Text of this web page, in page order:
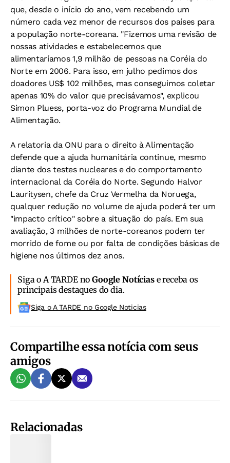
que, desde o início do ano, vem recebendo um
número cada vez menor de recursos dos países para
a população norte-coreana. "Fizemos uma revisão de
nossas atividades e estabelecemos que
alimentaríamos 1,9 milhão de pessoas na Coréia do
Norte em 2006. Para isso, em julho pedimos dos
doadores US$ 102 milhões, mas conseguimos coletar
apenas 10% do valor que precisávamos", explicou
Simon Pluess, porta-voz do Programa Mundial de
Alimentação.
A relatoria da ONU para o direito à Alimentação
defende que a ajuda humanitária continue, mesmo
diante dos testes nucleares e do comportamento
internacional da Coréia do Norte. Segundo Halvor
Lauritysen, chefe da Cruz Vermelha da Noruega,
qualquer redução no volume de ajuda poderá ter um
"impacto crítico" sobre a situação do país. Em sua
avaliação, 3 milhões de norte-coreanos podem ter
morrido de fome ou por falta de condições básicas de
higiene nos últimos dez anos.
Siga o A TARDE noGoogle Notíciase receba os
principais destaques do dia.
Siga o A TARDE no Google Noticias
Compartilhe essa notícia com seus
amigos
Relacionadas